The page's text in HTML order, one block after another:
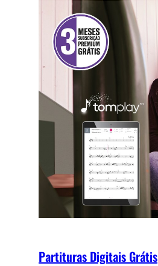
Partituras Digitais Grátis